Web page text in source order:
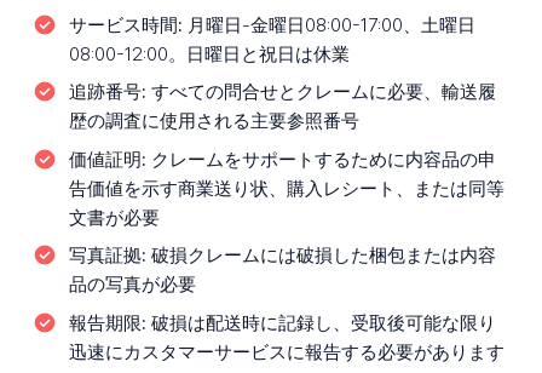
サービス時間: 月曜日-金曜日08:00-17:00、土曜日
08:00-12:00。日曜日と祝日は休業
追跡番号: すべての問合せとクレームに必要、輸送履
歴の調査に使用される主要参照番号
価値証明: クレームをサポートするために内容品の申
告価値を示す商業送り状、購入レシート、または同等
文書が必要
写真証拠: 破損クレームには破損した梱包または内容
品の写真が必要
報告期限: 破損は配送時に記録し、受取後可能な限り
迅速にカスタマーサービスに報告する必要があります